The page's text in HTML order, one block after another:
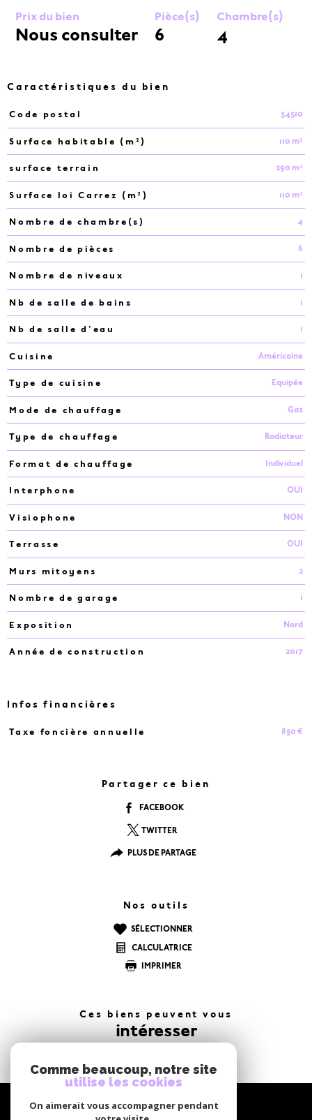
Prix du bien
Nous consulter
Pièce(s)
6
Chambre(s)
4
Caractéristiques du bien
Caractéristiques Valeurs
Code postal 54510
Surface habitable (m²) 110 m²
surface terrain 290 m²
Surface loi Carrez (m²) 110 m²
Nombre de chambre(s) 4
Nombre de pièces 6
Nombre de niveaux 1
Nb de salle de bains 1
Nb de salle d'eau 1
Cuisine Américaine
Type de cuisine Equipée
Mode de chauffage Gaz
Type de chauffage Radiateur
Format de chauffage Individuel
Interphone OUI
Visiophone NON
Terrasse OUI
Murs mitoyens 2
Nombre de garage 1
Exposition Nord
Année de construction 2017
Infos financières
Caractéristiques Valeurs
Taxe foncière annuelle 850 €
Partager ce bien
FACEBOOK
TWITTER
PLUS DE PARTAGE
Nos outils
SÉLECTIONNER
CALCULATRICE
IMPRIMER
Ces biens peuvent vous
intéresser
suivre
Comme beaucoup, notre site
utilise les cookies
On aimerait vous accompagner pendant